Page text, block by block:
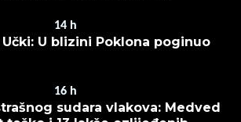
14 h
U blizini Poklona poginuo
16 h
sudara vlakova: Medved